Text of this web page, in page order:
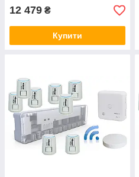
12 479 ₴
Купити